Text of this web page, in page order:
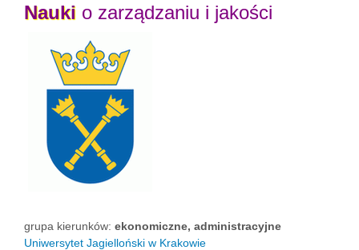
Nauki o zarządzaniu i jakości
grupa kierunków: ekonomiczne, administracyjne
Uniwersytet Jagielloński w Krakowie